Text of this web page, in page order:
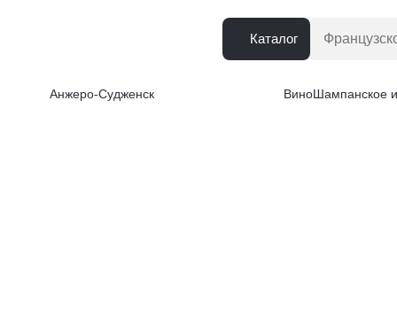
Каталог
Анжеро-Судженск ВиноШампанское
Савалан Каберне Мерло красное п/